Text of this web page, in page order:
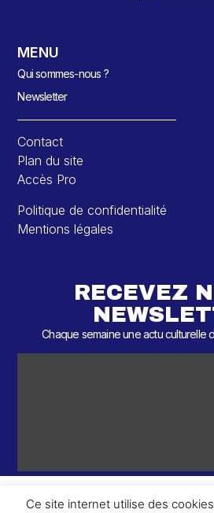
MENU
Qui sommes-nous ?
Newsletter
Contact
Plan du site
Accès Pro
Politique de confidentialité
Mentions légales
RECEVEZ
Chaque semaine une actu culturelle
Ce site internet utilise des